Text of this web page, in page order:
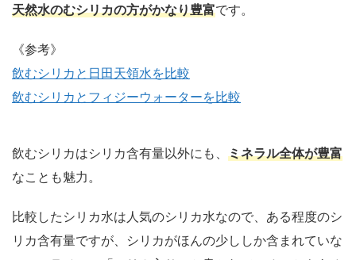
天然水のむシリカの方がかなり豊富です。
《参考》
飲むシリカと日田天領水を比較
飲むシリカとフィジーウォーターを比較
飲むシリカはシリカ含有量以外にも、 ミネラル全体が豊富
なことも魅力。
比較したシリカ水は人気のシリカ水なので、ある程度のシ
リカ含有量ですが、シリカがほんの少ししか含まれていな